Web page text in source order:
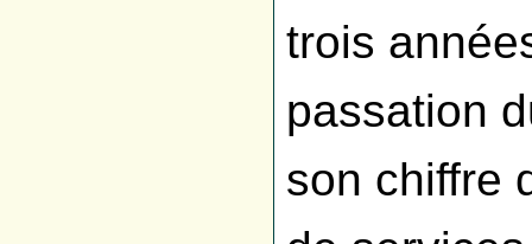
trois
passation
son chiffre